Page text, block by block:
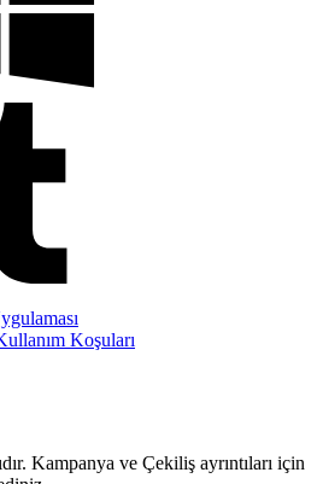
Koşuları
Kampanya ve Çekiliş ayrıntıları için